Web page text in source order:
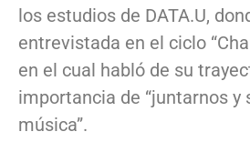
los estudios de DATA.U,
entrevistada en el ciclo
en el cual habló de su
importancia de “juntarnos y
música”.